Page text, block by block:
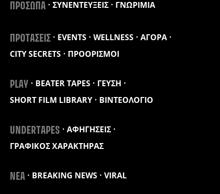
ΠΡΟΣΩΠΑ ΣΥΝΕΝΤΕΥΞΕΙΣ ΓΝΩΡΙΜΙΑ
ΠΡΟΤΑΣΕΙΣ EVENTS WELLNESS
ΑΓΟΡΑ
CITY SECRETS
ΠΡΟΟΡΙΣΜΟΙ
PLAY BEATER TAPES
ΓΕΥΣΗ
SHORT FILM LIBRARY
ΒΙΝΤΕΟΛΟΓΙΟ
UNDERTAPES
ΑΦΗΓΗΣΕΙΣ
ΓΡΑΦΙΚΟΣ ΧΑΡΑΚΤΗΡΑΣ
ΝΕΑ BREAKING NEWS VIRAL